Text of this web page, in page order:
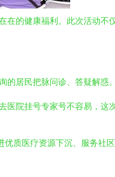
的健康福利。此次活动
居民把脉问诊、答疑解
院挂号专家号不容易，这
质医疗资源下沉、服务社